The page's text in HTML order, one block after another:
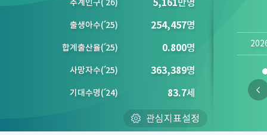
출생아수(´25) 254,457명
합계출산율(´25) 0.800명
사망자수(´25) 363,389명
기대수명(´24) 83.7세
관심지표설정